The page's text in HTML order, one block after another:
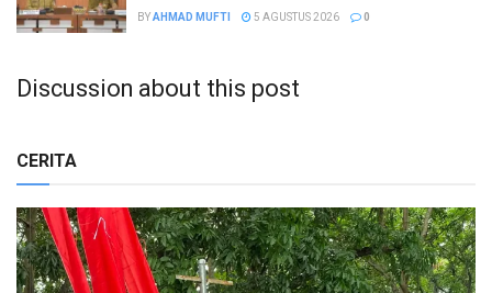
BYAHMAD MUFTI 5 AGUSTUS 2026 0
Discussion about this post
CERITA